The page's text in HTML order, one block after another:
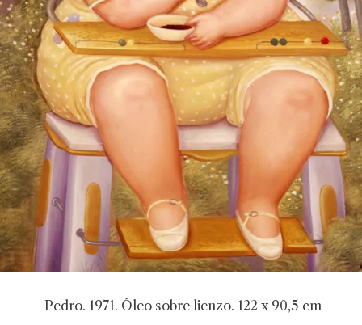
Pedro. 1971. Óleo sobre lienzo. 122 x 90,5 cm